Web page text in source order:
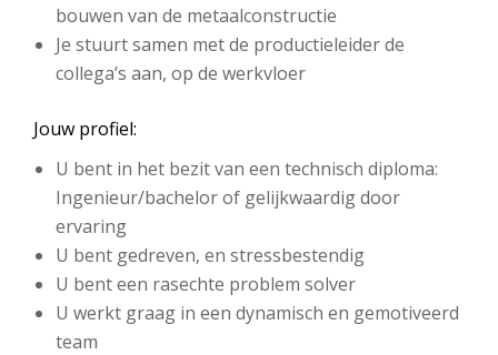
bouwen van de metaalconstructie
Je stuurt samen met de productieleider de
collega’s aan, op de werkvloer
Jouw profiel:
U bent in het bezit van een technisch diploma:
Ingenieur/bachelor of gelijkwaardig door
ervaring
U bent gedreven, en stressbestendig
U bent een rasechte problem solver
U werkt graag in een dynamisch en gemotiveerd
team